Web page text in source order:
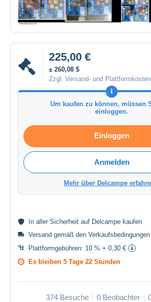
225,00 €
± 260,08 $
Zzgl. Versand- und Plattformkosten
Um kaufen zu können, müssen
einloggen.
Einloggen
Anmelden
Mehr über Delcampe
In aller Sicherheit auf Delcampe kaufen
Versand gemäß den
Plattformgebühren: 10 % + 0,30 €
Es bleiben 5 Tage 22 Stunden
374 Besuche 0 Beobachter